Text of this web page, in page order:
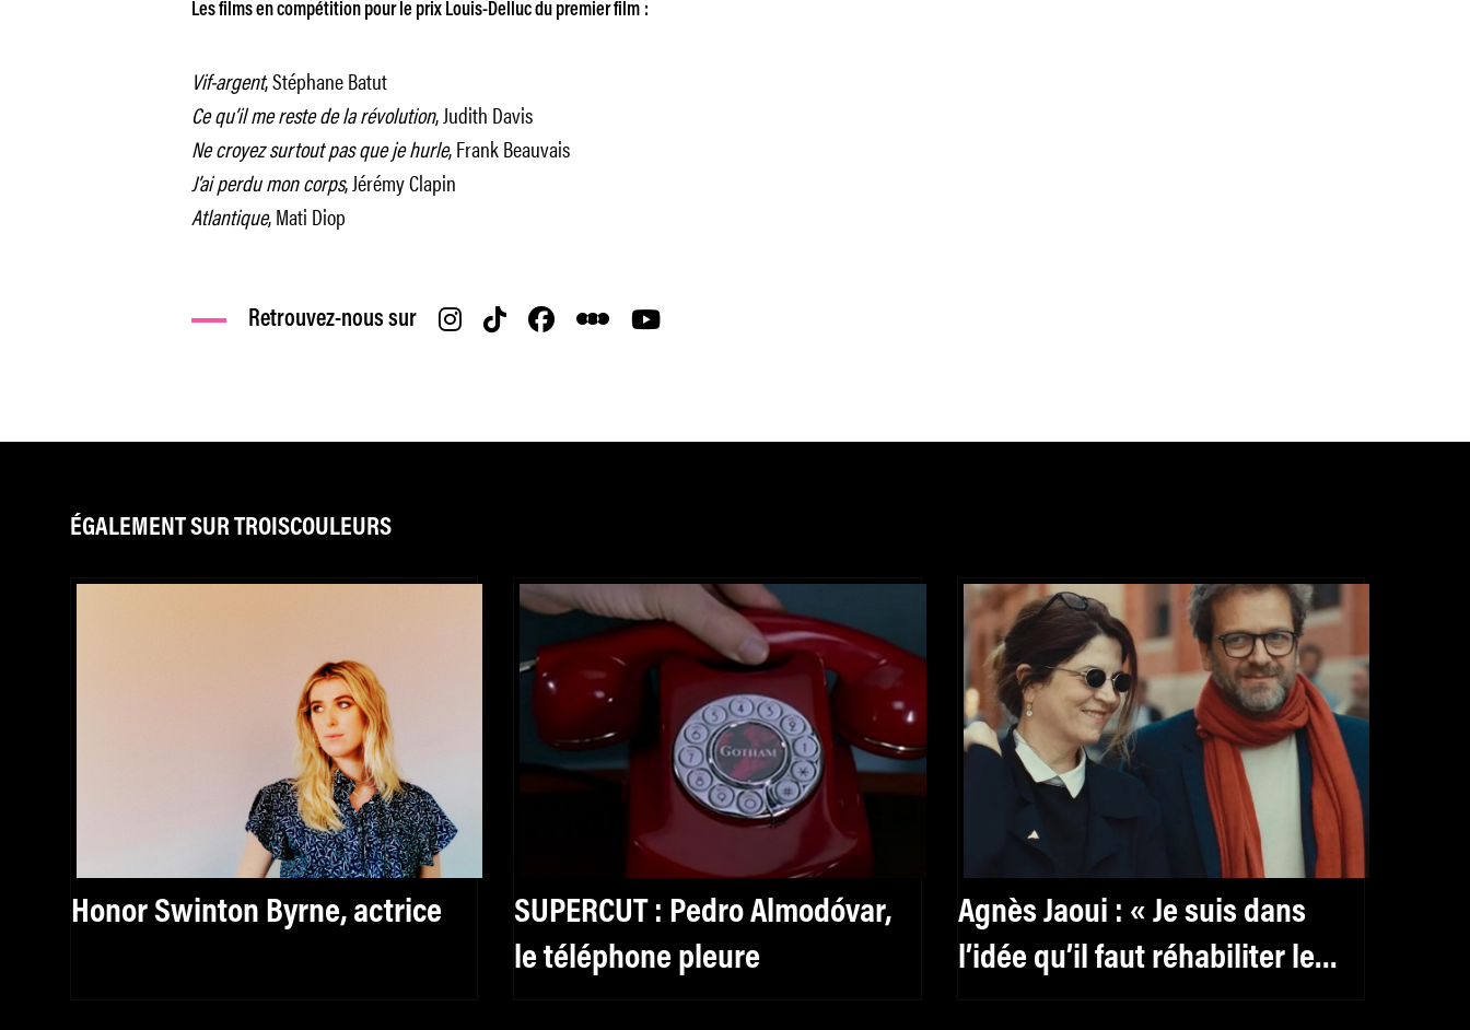
Les films en compétition pour le prix Louis-Delluc du premier film :
Vif-argent, Stéphane Batut
Ce qu’il me reste de la révolution, Judith Davis
Ne croyez surtout pas que je hurle, Frank Beauvais
J’ai perdu mon corps, Jérémy Clapin
Atlantique, Mati Diop
Retrouvez-nous sur
ÉGALEMENT SUR TROISCOULEURS
Honor Swinton Byrne, actrice
SUPERCUT : Pedro Almodóvar,
le téléphone pleure
Agnès Jaoui : « Je suis dans
l’idée qu’il faut réhabiliter le